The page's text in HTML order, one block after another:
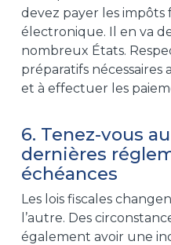
devez payer les impôts
électronique. Il en va
nombreux États.
préparatifs
et à effectuer les
6. Tenez-vous
dernières
échéances
Les lois fiscales
l’autre. Des
également avoir une